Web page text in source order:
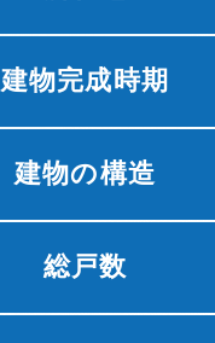
建物完成時期
建物の構造
総戸数